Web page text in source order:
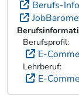
Berufs-
Berufsprofil:
E-
Lehrberuf:
E-